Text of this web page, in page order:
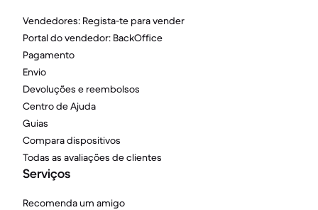
Vendedores: Regista-te para vender
Portal do vendedor: BackOffice
Pagamento
Envio
Devoluções e reembolsos
Centro de Ajuda
Guias
Compara dispositivos
Todas as avaliações de clientes
Serviços
Recomenda um amigo